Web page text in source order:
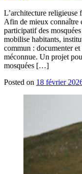
L’architecture religieuse
Afin de mieux connaître
participatif des
mobilise habitants,
commun : documenter
méconnue. Un projet
mosquées […]
Posted on 18 février